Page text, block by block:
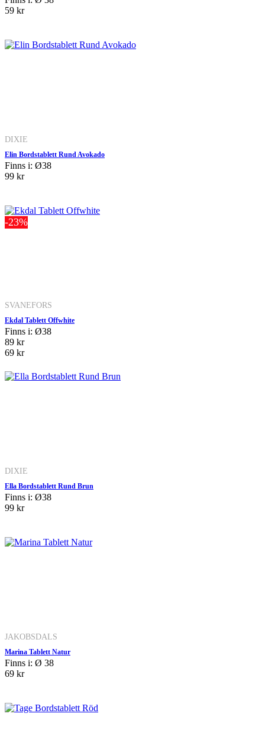
59 kr
DIXIE
Elin Bordstablett Rund Avokado
Finns i: Ø38
99 kr
-23%
SVANEFORS
Ekdal Tablett Offwhite
Finns i: Ø38
89 kr
69 kr
DIXIE
Ella Bordstablett Rund Brun
Finns i: Ø38
99 kr
JAKOBSDALS
Marina Tablett Natur
Finns i: Ø 38
69 kr